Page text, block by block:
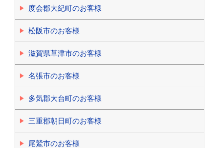
度会郡大紀町のお客様
松阪市のお客様
滋賀県草津市のお客様
名張市のお客様
多気郡大台町のお客様
三重郡朝日町のお客様
尾鷲市のお客様